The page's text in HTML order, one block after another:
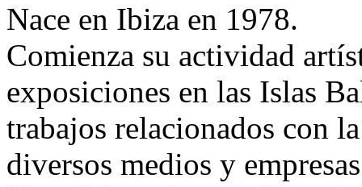
Nace en Ibiza en 1978.
Comienza su actividad
exposiciones en las Islas
trabajos relacionados con
diversos medios y